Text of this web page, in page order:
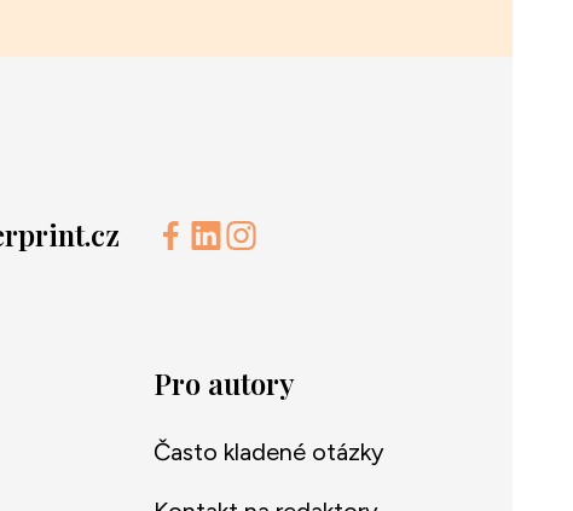
Pro autory
Často kladené otázky